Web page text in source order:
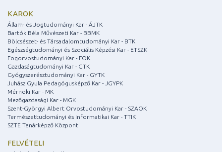
KAROK
Állam- és Jogtudományi Kar - ÁJTK
Bartók Béla Művészeti Kar - BBMK
Bölcsészet- és Társadalomtudományi Kar - BTK
Egészségtudományi és Szociális Képzési Kar - ETSZK
Fogorvostudományi Kar - FOK
Gazdaságtudományi Kar - GTK
Gyógyszerésztudományi Kar - GYTK
Juhász Gyula Pedagógusképző Kar - JGYPK
Mérnöki Kar - MK
Mezőgazdasági Kar - MGK
Szent-Györgyi Albert Orvostudományi Kar - SZAOK
Természettudományi és Informatikai Kar - TTIK
SZTE Tanárképző Központ
FELVÉTELI